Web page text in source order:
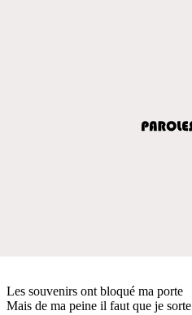
Les souvenirs ont bloqué ma porte
Mais de ma peine il faut que je sorte